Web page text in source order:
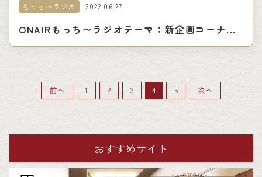
もっち〜ラジオ 2022.06.27
ONAIRもっち〜ラジオテーマ：新企画コーナ...
前へ 1 2 3 4 5 次へ
おすすめサイト